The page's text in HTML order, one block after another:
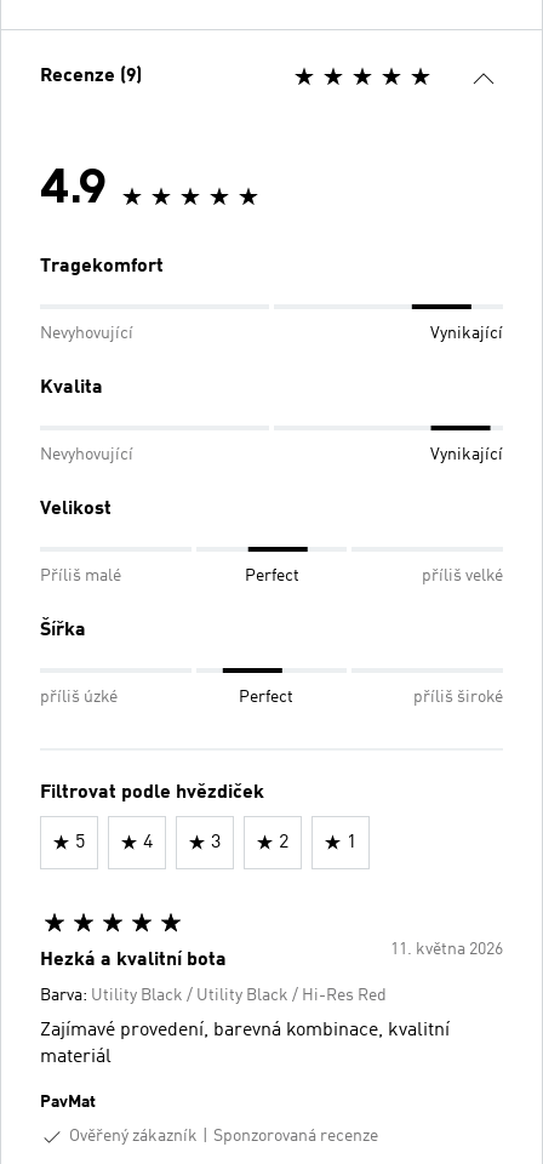
Recenze (9)
4.9
Tragekomfort
Nevyhovující Vynikající
Kvalita
Nevyhovující Vynikající
Velikost
Příliš malé Perfect příliš velké
Šířka
příliš úzké Perfect příliš široké
Filtrovat podle hvězdiček
5 4 3 2 1
11. května 2026
Hezká a kvalitní bota
Barva: Utility Black / Utility Black / Hi-Res Red
Zajímavé provedení, barevná kombinace, kvalitní
materiál
PavMat
Ověřený zákazník
Sponzorovaná recenze